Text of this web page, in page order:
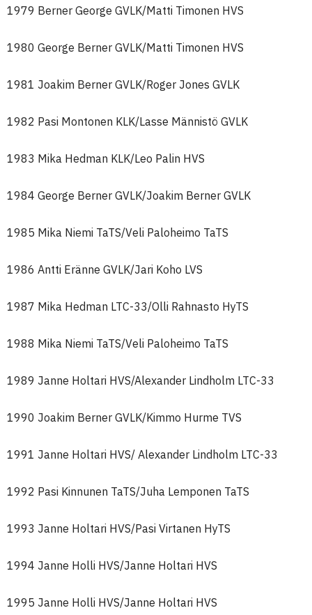
1979 Berner George GVLK/Matti Timonen HVS
1980 George Berner GVLK/Matti Timonen HVS
1981 Joakim Berner GVLK/Roger Jones GVLK
1982 Pasi Montonen KLK/Lasse Männistö GVLK
1983 Mika Hedman KLK/Leo Palin HVS
1984 George Berner GVLK/Joakim Berner GVLK
1985 Mika Niemi TaTS/Veli Paloheimo TaTS
1986 Antti Eränne GVLK/Jari Koho LVS
1987 Mika Hedman LTC-33/Olli Rahnasto HyTS
1988 Mika Niemi TaTS/Veli Paloheimo TaTS
1989 Janne Holtari HVS/Alexander Lindholm LTC-33
1990 Joakim Berner GVLK/Kimmo Hurme TVS
1991 Janne Holtari HVS/ Alexander Lindholm LTC-33
1992 Pasi Kinnunen TaTS/Juha Lemponen TaTS
1993 Janne Holtari HVS/Pasi Virtanen HyTS
1994 Janne Holli HVS/Janne Holtari HVS
1995 Janne Holli HVS/Janne Holtari HVS